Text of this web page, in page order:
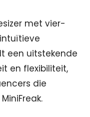
met vier-
een uitstekende
en flexibiliteit,
die